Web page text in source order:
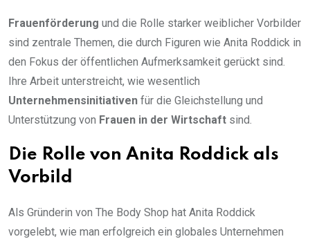
Frauenförderung und die Rolle starker weiblicher Vorbilder
sind zentrale Themen, die durch Figuren wie Anita Roddick in
den Fokus der öffentlichen Aufmerksamkeit gerückt sind.
Ihre Arbeit unterstreicht, wie wesentlich
Unternehmensinitiativen für die Gleichstellung und
Unterstützung von Frauen in der Wirtschaft sind.
Die Rolle von Anita Roddick als
Vorbild
Als Gründerin von The Body Shop hat Anita Roddick
vorgelebt, wie man erfolgreich ein globales Unternehmen